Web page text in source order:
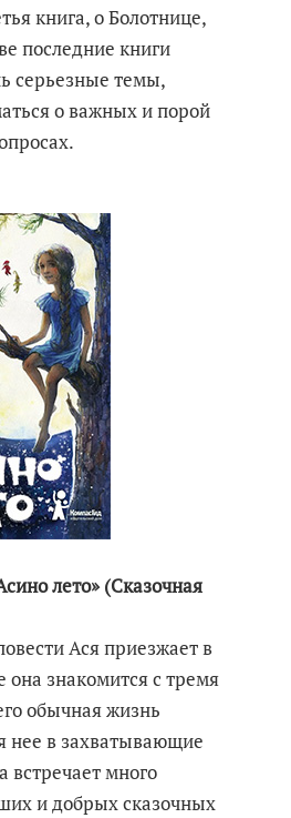
книга, о Болотнице,
последние книги
серьезные темы,
о важных и порой
лето» (Сказочная
Ася приезжает в
она знакомится с тремя
обычная жизнь
нее в захватывающие
много
и добрых сказочных